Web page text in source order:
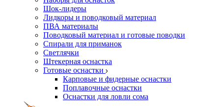
Шок-лидеры
Лидкоры и поводковый материал
ПВА материалы
Поводковый материал и готовые поводки
Спирали для приманок
Светлячки
Штекерная оснастка
Готовые оснастки
Карповые и фидерные оснастки
Поплавочные оснастки
Оснастки для ловли сома